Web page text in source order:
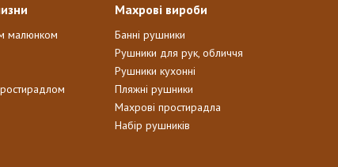
малюнком
Махрові вироби
Банні рушники
Рушники для рук, обличчя
Рушники кухонні
Пляжні рушники
Махрові простирадла
Набір рушників